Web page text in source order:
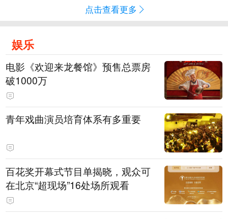
点击查看更多
娱乐
电影《欢迎来龙餐馆》预售总票房
破1000万
青年戏曲演员培育体系有多重要
百花奖开幕式节目单揭晓，观众可
在北京“超现场”16处场所观看